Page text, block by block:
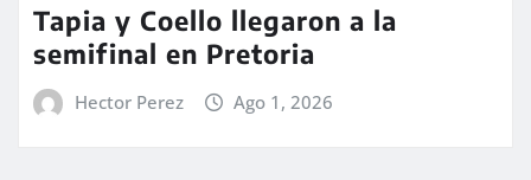
Tapia y Coello llegaron a la
semifinal en Pretoria
Hector Perez Ago 1, 2026